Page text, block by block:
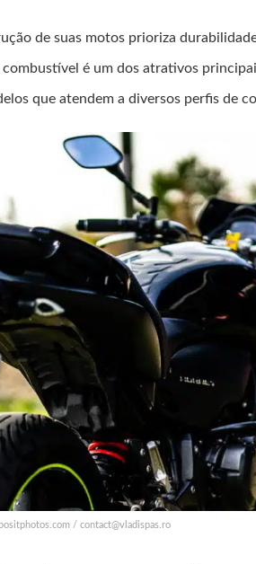
de suas motos prioriza
combustível é um dos atrativos
que atendem a diversos perfis de
/ contact@vladispas.ro